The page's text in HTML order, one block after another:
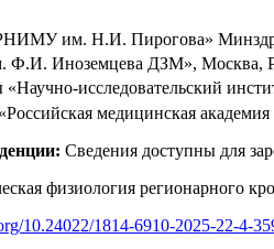
им. Н.И. Пирогова»
Ф.И. Иноземцева ДЗМ», Москва,
исследовательский
медицинская академия
Сведения доступны для
физиология регионарного
10.24022/1814-6910-2025-22-4-